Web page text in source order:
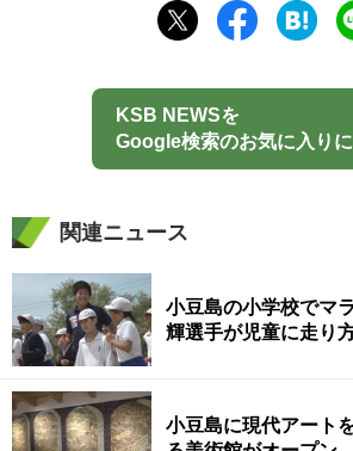
KSB NEWSを
Google検索のお気に入り
関連ニュース
小豆島の小学校でマ
輝選手が児童に走り
小豆島に現代アート